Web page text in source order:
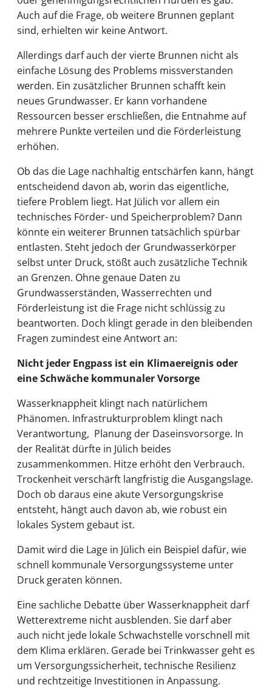
Auch auf die Frage, ob weitere Brunnen geplant
sind, erhielten wir keine Antwort.
Allerdings darf auch der vierte Brunnen nicht als
einfache Lösung des Problems missverstanden
werden. Ein zusätzlicher Brunnen schafft kein
neues Grundwasser. Er kann vorhandene
Ressourcen besser erschließen, die Entnahme auf
mehrere Punkte verteilen und die Förderleistung
erhöhen.
Ob das die Lage nachhaltig entschärfen kann, hängt
entscheidend davon ab, worin das eigentliche,
tiefere Problem liegt. Hat Jülich vor allem ein
technisches Förder- und Speicherproblem? Dann
könnte ein weiterer Brunnen tatsächlich spürbar
entlasten. Steht jedoch der Grundwasserkörper
selbst unter Druck, stößt auch zusätzliche Technik
an Grenzen. Ohne genaue Daten zu
Grundwasserständen, Wasserrechten und
Förderleistung ist die Frage nicht schlüssig zu
beantworten. Doch klingt gerade in den bleibenden
Fragen zumindest eine Antwort an:
Nicht jeder Engpass ist ein Klimaereignis oder
eine Schwäche kommunaler Vorsorge
Wasserknappheit klingt nach natürlichem
Phänomen. Infrastrukturproblem klingt nach
Verantwortung, Planung der Daseinsvorsorge. In
der Realität dürfte in Jülich beides
zusammenkommen. Hitze erhöht den Verbrauch.
Trockenheit verschärft langfristig die Ausgangslage.
Doch ob daraus eine akute Versorgungskrise
entsteht, hängt auch davon ab, wie robust ein
lokales System gebaut ist.
Damit wird die Lage in Jülich ein Beispiel dafür, wie
schnell kommunale Versorgungssysteme unter
Druck geraten können.
Eine sachliche Debatte über Wasserknappheit darf
Wetterextreme nicht ausblenden. Sie darf aber
auch nicht jede lokale Schwachstelle vorschnell mit
dem Klima erklären. Gerade bei Trinkwasser geht es
um Versorgungssicherheit, technische Resilienz
und rechtzeitige Investitionen in Anpassung.